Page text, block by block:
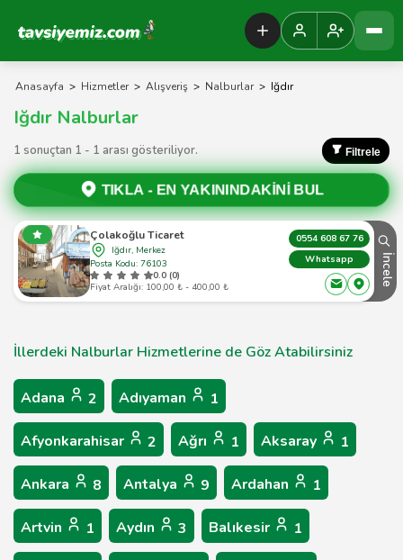
Tavsiyemiz Anasayfa
Anasayfa > Hizmetler > Alışveriş > Nalburlar > Iğdır
Iğdır Nalburlar
1 sonuçtan 1 - 1 arası gösteriliyor. Filtrele
TIKLA - EN YAKININDAKİNİ BUL
Çolakoğlu Ticaret
Iğdır, Merkez
Posta Kodu: 76103
0.0 (0)
Fiyat Aralığı: 100,00 ₺ - 400,00 ₺
0554 608 67 76
Whatsapp
İncele
İllerdeki Nalburlar Hizmetlerine de Göz Atabilirsiniz
Adana 2 Adıyaman 1
Afyonkarahisar 2 Ağrı 1 Aksaray 1
Ankara 8 Antalya 9 Ardahan 1
Artvin 1 Aydın 3 Balıkesir 1